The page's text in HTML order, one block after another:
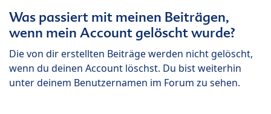
Was passiert mit meinen Beiträgen,
wenn mein Account gelöscht wurde?
Die von dir erstellten Beiträge werden nicht gelöscht,
wenn du deinen Account löschst. Du bist weiterhin
unter deinem Benutzernamen im Forum zu sehen.